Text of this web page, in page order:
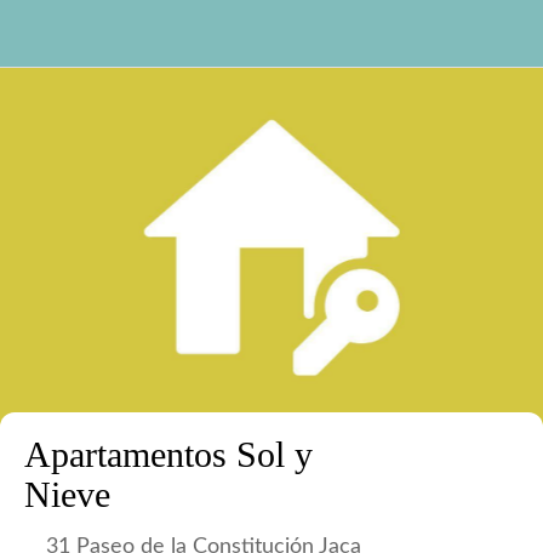
Apartamentos Sol y
Nieve
31 Paseo de la Constitución Jaca